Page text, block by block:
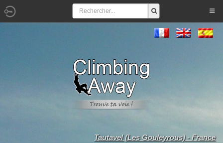
Tautavel (Les Gouleyrous) - France